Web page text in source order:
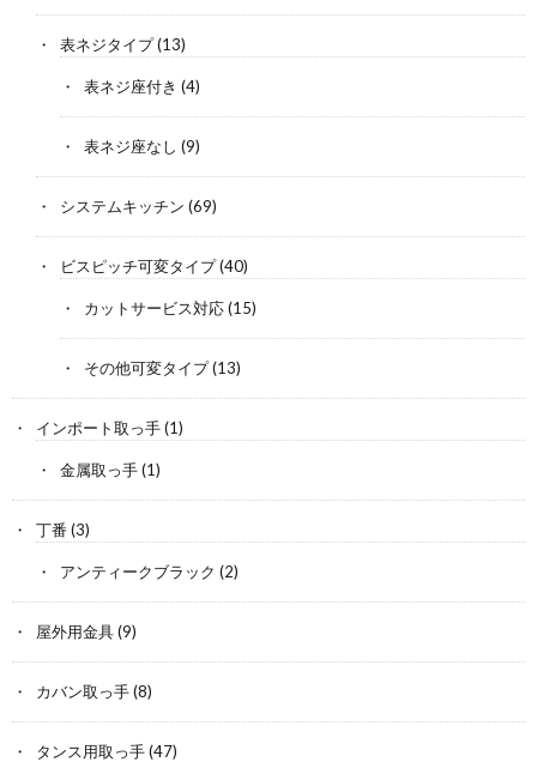
表ネジタイプ(13)
表ネジ座付き (4)
表ネジ座なし (9)
システムキッチン (69)
ビスピッチ可変タイプ(40)
カットサービス対応(15)
その他可変タイプ(13)
インポート取っ手(1)
金属取っ手(1)
丁番 (3)
アンティークブラック (2)
屋外用金具(9)
カバン取っ手(8)
タンス用取っ手(47)